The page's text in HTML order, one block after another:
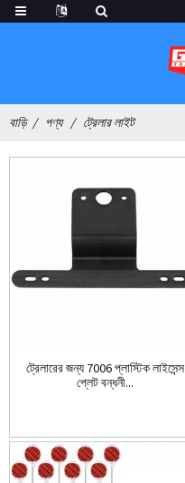
বাড়ি পণ্য ট্রেলার লাইট
ট্রেলারের জন্য 7006 প্লাস্টিক লাইসেন্স
প্লেট বন্ধনী...